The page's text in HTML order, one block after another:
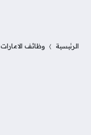
الرئيسية وظائف الامارات